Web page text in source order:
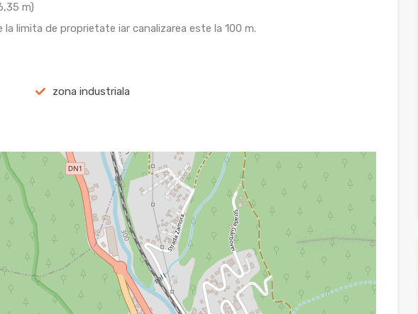
m)
limita de proprietate iar canalizarea este la 100 m.
zona industriala